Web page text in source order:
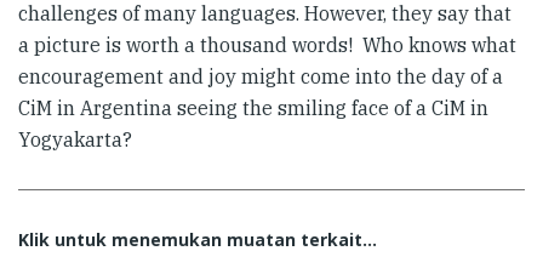
challenges of many languages. However, they say that
a picture is worth a thousand words! Who knows what
encouragement and joy might come into the day of a
CiM in Argentina seeing the smiling face of a CiM in
Yogyakarta?
Klik untuk menemukan muatan terkait...